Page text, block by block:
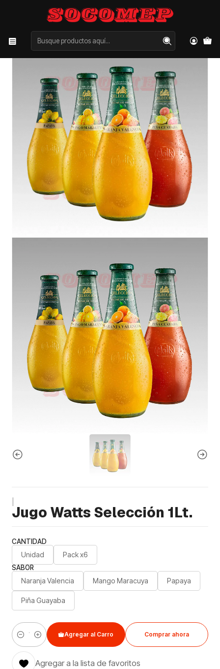
Categorías JUGOS Jugo Watts Selección 1Lt.
Jugo Watts Selección 1Lt.
CANTIDAD
Unidad Pack x6
SABOR
Naranja Valencia Mango Maracuya Papaya
Piña Guayaba
Cantidad
Agregar al Carro Comprar ahora
Agregar a la lista de favoritos